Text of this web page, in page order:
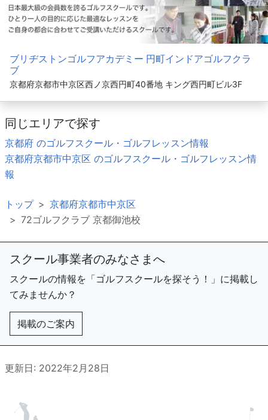
ブリヂストンゴルフアカデミー 円町インドアゴルフクラ
ブ
京都府京都市中京区西ノ京西円町40番地 キング西円町ビル3F
同じエリアで探す
京都府 のゴルフスクール・ゴルフレッスン情報
京都府京都市中京区 のゴルフスクール・ゴルフレッスン情
報
トップ
京都府京都市中京区
72ゴルフクラブ 京都御池校
スクール事業者のみなさまへ
スクールの情報を「ゴルフスクールを探そう！」に掲載し
てみませんか？
掲載のご案内
更新日: 2022年2月28日